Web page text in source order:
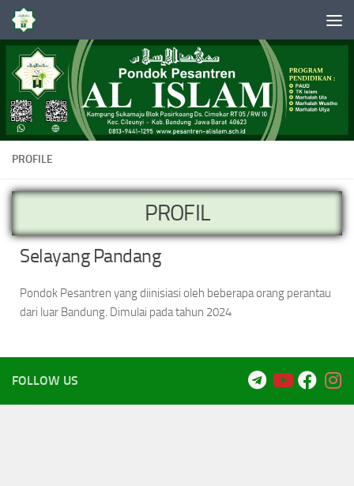
Skip to content
PROFILE
PROFIL
Selayang Pandang
Pondok Pesantren yang diinisiasi oleh beberapa orang perantau
dari luar Bandung. Dimulai pada tahun 2024
FOLLOW US